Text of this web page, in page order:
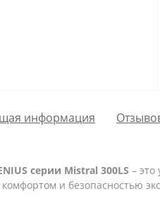
информация
серии Mistral 300LS –
и безопасностью